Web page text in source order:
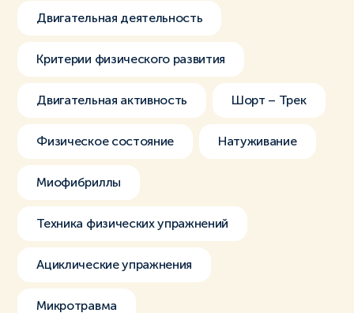
Двигательная деятельность
Критерии физического развития
Двигательная активность Шорт – Трек
Физическое состояние Натуживание
Миофибриллы
Техника физических упражнений
Ациклические упражнения
Микротравма